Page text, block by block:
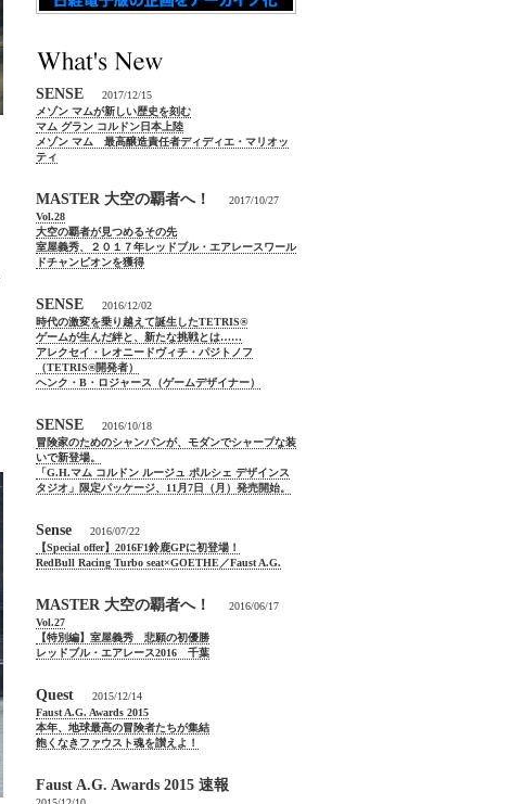
SENSE
2017/12/15
メゾン マムが新しい歴史を刻む
マム グラン コルドン日本上陸
メゾン マム 最高醸造責任者ディディエ・マリオッ
ティ
MASTER 大空の覇者へ！
2017/10/27
Vol.28
大空の覇者が見つめるその先
室屋義秀、２０１７年レッドブル・エアレースワール
ドチャンピオンを獲得
SENSE
2016/12/02
時代の激変を乗り越えて誕生したTETRIS®
ゲームが生んだ絆と、新たな挑戦とは……
アレクセイ・レオニードヴィチ・パジトノフ
（TETRIS®開発者）
ヘンク・B・ロジャース（ゲームデザイナー）
SENSE
2016/10/18
冒険家のためのシャンパンが、モダンでシャープな装
いで新登場。
「G.H.マム コルドン ルージュ ポルシェ デザインス
タジオ」限定パッケージ、11月7日（月）発売開始。
Sense
2016/07/22
【Special offer】2016F1鈴鹿GPに初登場！
RedBull Racing Turbo seat×GOETHE／Faust A.G.
MASTER 大空の覇者へ！
2016/06/17
Vol.27
【特別編】室屋義秀 悲願の初優勝
レッドブル・エアレース2016 千葉
Quest
2015/12/14
Faust A.G. Awards 2015
本年、地球最高の冒険者たちが集結
飽くなきファウスト魂を讃えよ！
Faust A.G. Awards 2015 速報